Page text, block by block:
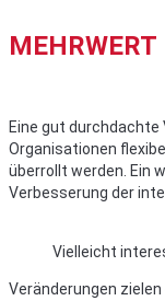
MEHRWERT
Eine gut
Organisationen
überrollt werden. Ein
Verbesserung der
Vielleicht
Veränderungen